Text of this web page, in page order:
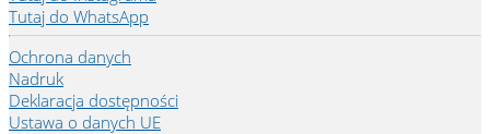
Tutaj do WhatsApp
Ochrona danych
Nadruk
Deklaracja dostępności
Ustawa o danych UE